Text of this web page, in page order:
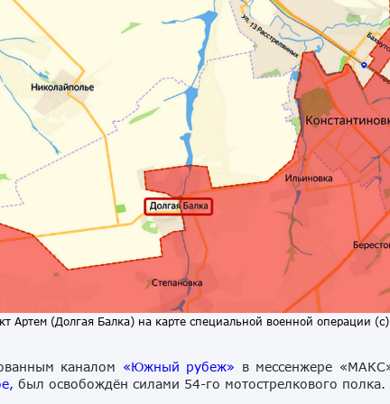
Артем (Долгая Балка) на карте специальной военной операции
каналом «Южный рубеж» в мессенжере
был освобождён силами 54-го мотострелкового полка.